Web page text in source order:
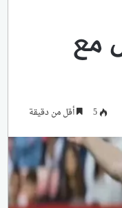
مع
5 أقل من دقيقة